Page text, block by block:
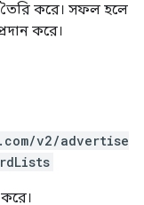
করে। সফল হলে
করে।
v2/advertise